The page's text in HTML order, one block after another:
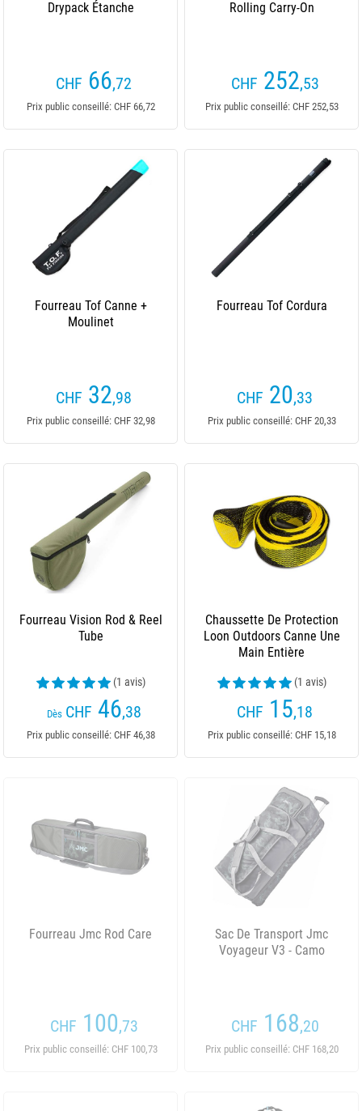
Drypack Étanche
CHF 66,72
Prix public conseillé: CHF 66,72
Rolling Carry-On
CHF 252,53
Prix public conseillé: CHF 252,53
Fourreau Tof Canne +
Moulinet
CHF 32,98
Prix public conseillé: CHF 32,98
Fourreau Tof Cordura
CHF 20,33
Prix public conseillé: CHF 20,33
Fourreau Vision Rod & Reel
Tube
(1 avis)
Dès CHF 46,38
Prix public conseillé: CHF 46,38
Chaussette De Protection
Loon Outdoors Canne Une
Main Entière
(1 avis)
CHF 15,18
Prix public conseillé: CHF 15,18
Fourreau Jmc Rod Care
CHF 100,73
Prix public conseillé: CHF 100,73
Sac De Transport Jmc
Voyageur V3 - Camo
CHF 168,20
Prix public conseillé: CHF 168,20